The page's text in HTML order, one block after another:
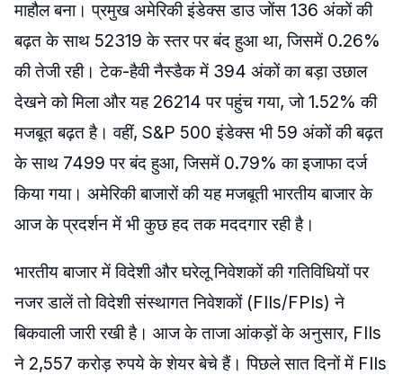
माहौल बना। प्रमुख अमेरिकी इंडेक्स डाउ जोंस 136 अंकों की
बढ़त के साथ 52319 के स्तर पर बंद हुआ था, जिसमें 0.26%
की तेजी रही। टेक-हैवी नैस्डैक में 394 अंकों का बड़ा उछाल
देखने को मिला और यह 26214 पर पहुंच गया, जो 1.52% की
मजबूत बढ़त है। वहीं, S&P 500 इंडेक्स भी 59 अंकों की बढ़त
के साथ 7499 पर बंद हुआ, जिसमें 0.79% का इजाफा दर्ज
किया गया। अमेरिकी बाजारों की यह मजबूती भारतीय बाजार के
आज के प्रदर्शन में भी कुछ हद तक मददगार रही है।
भारतीय बाजार में विदेशी और घरेलू निवेशकों की गतिविधियों पर
नजर डालें तो विदेशी संस्थागत निवेशकों (FIIs/FPIs) ने
बिकवाली जारी रखी है। आज के ताजा आंकड़ों के अनुसार, FIIs
ने 2,557 करोड़ रुपये के शेयर बेचे हैं। पिछले सात दिनों में FIIs